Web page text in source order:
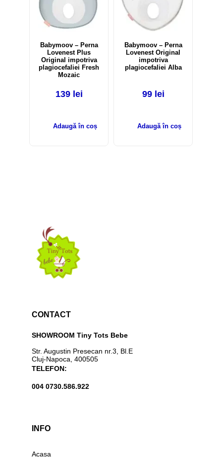
Babymoov – Perna
Lovenest Plus
Original impotriva
plagiocefaliei Fresh
Mozaic
139 lei
Adaugă în coș
Babymoov – Perna
Lovenest Original
impotriva
plagiocefaliei Alba
99 lei
Adaugă în coș
CONTACT
SHOWROOM Tiny Tots Bebe
Str. Augustin Presecan nr.3, Bl.E
Cluj-Napoca, 400505
TELEFON:
004 0730.586.922
INFO
Acasa